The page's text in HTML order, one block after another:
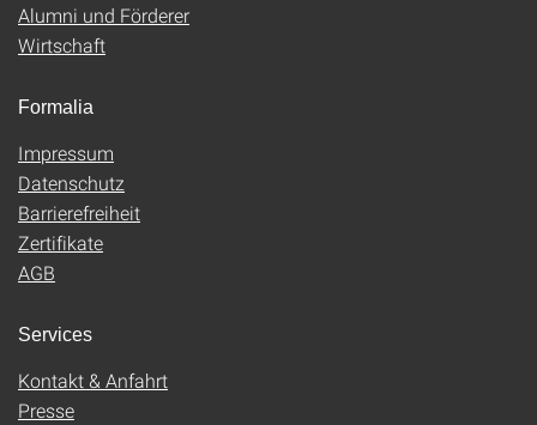
Alumni und Förderer
Wirtschaft
Formalia
Impressum
Datenschutz
Barrierefreiheit
Zertifikate
AGB
Services
Kontakt & Anfahrt
Presse